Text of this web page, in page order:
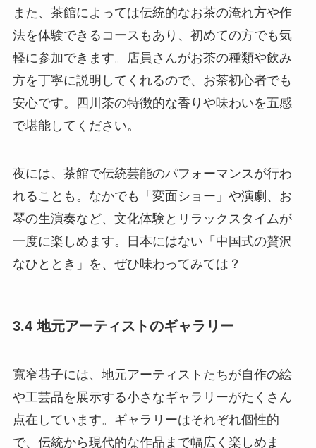
また、茶館によっては伝統的なお茶の淹れ方や作
法を体験できるコースもあり、初めての方でも気
軽に参加できます。店員さんがお茶の種類や飲み
方を丁寧に説明してくれるので、お茶初心者でも
安心です。四川茶の特徴的な香りや味わいを五感
で堪能してください。
夜には、茶館で伝統芸能のパフォーマンスが行わ
れることも。なかでも「変面ショー」や演劇、お
琴の生演奏など、文化体験とリラックスタイムが
一度に楽しめます。日本にはない「中国式の贅沢
なひととき」を、ぜひ味わってみては？
3.4 地元アーティストのギャラリー
寬窄巷子には、地元アーティストたちが自作の絵
や工芸品を展示する小さなギャラリーがたくさん
点在しています。ギャラリーはそれぞれ個性的
で、伝統から現代的な作品まで幅広く楽しめま